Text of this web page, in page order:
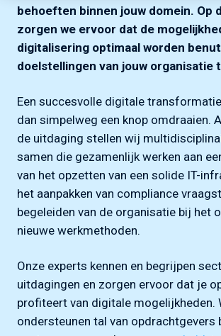
behoeften binnen jouw domein. Op
zorgen we ervoor dat de
digitalisering optimaal worden
doelstellingen van jouw organisatie
Een succesvolle digitale
dan simpelweg een knop omdraaien.
de uitdaging stellen wij
samen die gezamenlijk werken aan
van het opzetten van een solide IT-
het aanpakken van compliance
begeleiden van de organisatie bij het
nieuwe werkmethoden.
Onze experts kennen en begrijpen
uitdagingen en zorgen ervoor dat je
profiteert van digitale mogelijkheden.
ondersteunen tal van opdrachtgevers